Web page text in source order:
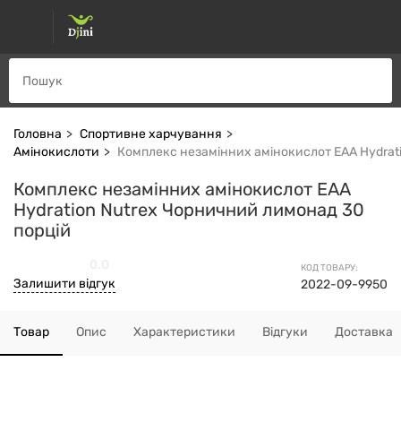
Головна
Спортивне харчування
Амінокислоти
Комплекс незамінних амінокислот EAA
Комплекс незамінних амінокислот EAA
Hydration Nutrex Чорничний лимонад 30
порцій
КОД ТОВАРУ:
2022-09-9950
Залишити відгук
Товар Опис Характеристики Відгуки Доставка